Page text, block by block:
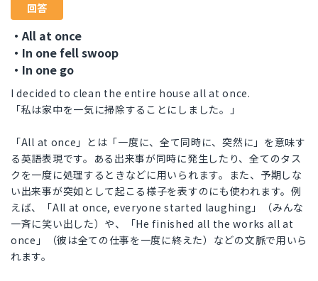
回答
・All at once
・In one fell swoop
・In one go
I decided to clean the entire house all at once.
「私は家中を一気に掃除することにしました。」
「All at once」とは「一度に、全て同時に、突然に」を意味す
る英語表現です。ある出来事が同時に発生したり、全てのタス
クを一度に処理するときなどに用いられます。また、予期しな
い出来事が突如として起こる様子を表すのにも使われます。例
えば、「All at once, everyone started laughing」（みんな
一斉に笑い出した）や、「He finished all the works all at
once」（彼は全ての仕事を一度に終えた）などの文脈で用いら
れます。